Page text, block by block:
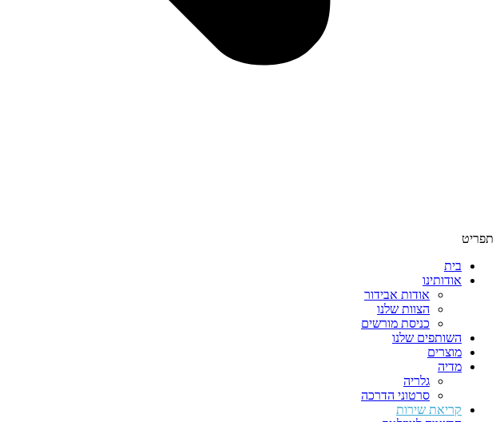
תפריט
בית
אודותינו
אודות אבידור
הצוות שלנו
כניסת מורשים
השותפים שלנו
מוצרים
מדיה
גלריה
סרטוני הדרכה
קריאת שירות